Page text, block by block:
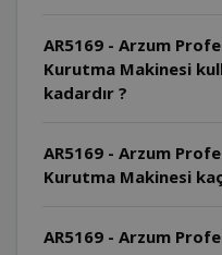
AR5169 - Arzum
Kurutma Makinesi
kadardır ?
AR5169 - Arzum
Kurutma Makinesi
AR5169 - Arzum